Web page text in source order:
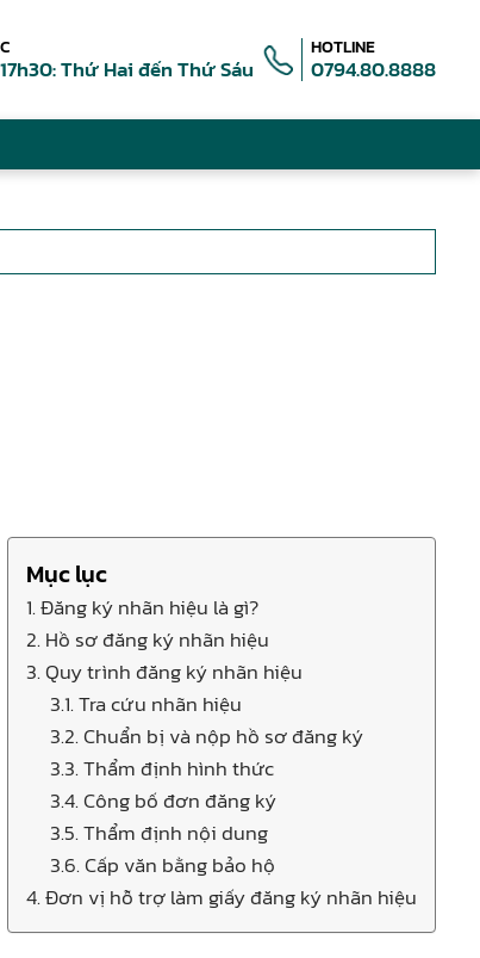
Thứ Hai đến Thứ Sáu
HOTLINE
0794.80.8888
Mục lục
1. Đăng ký nhãn hiệu là gì?
2. Hồ sơ đăng ký nhãn hiệu
3. Quy trình đăng ký nhãn hiệu
3.1. Tra cứu nhãn hiệu
3.2. Chuẩn bị và nộp hồ sơ đăng ký
3.3. Thẩm định hình thức
3.4. Công bố đơn đăng ký
3.5. Thẩm định nội dung
3.6. Cấp văn bằng bảo hộ
4. Đơn vị hỗ trợ làm giấy đăng ký nhãn hiệu